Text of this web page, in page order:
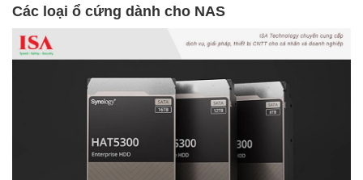
Các loại ổ cứng dành cho NAS